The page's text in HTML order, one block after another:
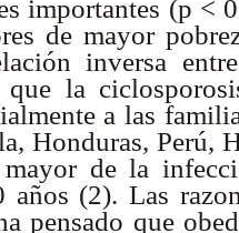
importantes (p <
de mayor
inversa
la
a las
Honduras, Perú,
mayor de la
años (2). Las
pensado que